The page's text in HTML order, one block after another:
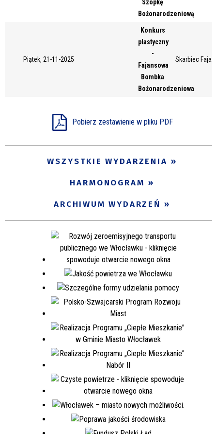
Szopkę
Bożonarodzeniową
Piątek, 21-11-2025
Konkurs
plastyczny
-
Fajansowa
Bombka
Bożonarodzeniowa
Skarbiec
Pobierz zestawienie w pliku PDF
WSZYSTKIE WYDARZENIA
HARMONOGRAM
ARCHIWUM WYDARZEŃ